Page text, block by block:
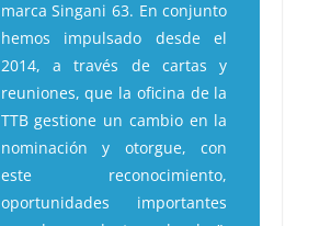
marca Singani 63. En conjunto
hemos impulsado desde el
2014, a través de cartas y
reuniones, que la oficina de la
TTB gestione un cambio en la
nominación y otorgue, con
este reconocimiento,
oportunidades importantes